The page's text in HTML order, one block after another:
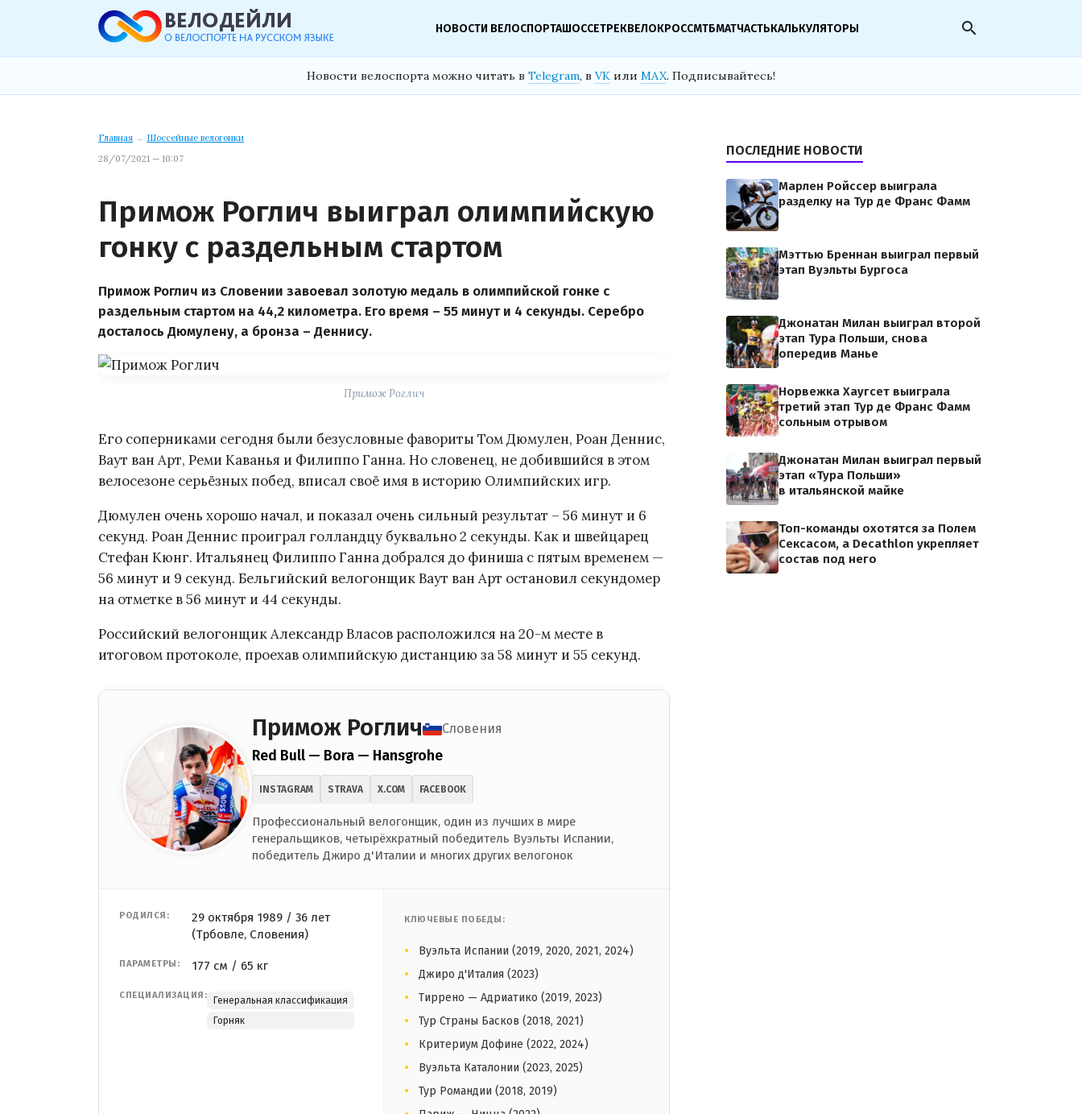
НОВОСТИ ВЕЛОСПОРТАШОССЕТРЕКВЕЛОКРОССМТБМАТЧАСТЬКАЛЬКУЛЯТОРЫ search
Новости велоспорта можно читать в Telegram, в VK или MAX. Подписывайтесь!
Главная → Шоссейные велогонки
28/07/2021 — 10:07
Примож Роглич выиграл олимпийскую
гонку с раздельным стартом
Примож Роглич из Словении завоевал золотую медаль в олимпийской гонке с
раздельным стартом на 44,2 километра. Его время – 55 минут и 4 секунды. Серебро
досталось Дюмулену, а бронза – Деннису.
Примож Роглич
Его соперниками сегодня были безусловные фавориты Том Дюмулен, Роан Деннис,
Ваут ван Арт, Реми Каванья и Филиппо Ганна. Но словенец, не добившийся в этом
велосезоне серьёзных побед, вписал своё имя в историю Олимпийских игр.
Дюмулен очень хорошо начал, и показал очень сильный результат – 56 минут и 6
секунд. Роан Деннис проиграл голландцу буквально 2 секунды. Как и швейцарец
Стефан Кюнг. Итальянец Филиппо Ганна добрался до финиша с пятым временем —
56 минут и 9 секунд. Бельгийский велогонщик Ваут ван Арт остановил секундомер
на отметке в 56 минут и 44 секунды.
Российский велогонщик Александр Власов расположился на 20-м месте в
итоговом протоколе, проехав олимпийскую дистанцию за 58 минут и 55 секунд.
Примож Роглич Словения
Red Bull — Bora — Hansgrohe
INSTAGRAM STRAVA X.COM FACEBOOK
Профессиональный велогонщик, один из лучших в мире
генеральщиков, четырёхкратный победитель Вуэльты Испании,
победитель Джиро д'Италии и многих других велогонок
РОДИЛСЯ:
29 октября 1989 / 36 лет
(Трбовле, Словения)
ПАРАМЕТРЫ: 177 см / 65 кг
СПЕЦИАЛИЗАЦИЯ:
Генеральная классификация
Горняк
КЛЮЧЕВЫЕ ПОБЕДЫ:
Вуэльта Испании (2019, 2020, 2021, 2024)
Джиро д'Италия (2023)
Тиррено — Адриатико (2019, 2023)
Тур Страны Басков (2018, 2021)
Критериум Дофине (2022, 2024)
Вуэльта Каталонии (2023, 2025)
Тур Романдии (2018, 2019)
ПОСЛЕДНИЕ НОВОСТИ
Марлен Ройссер выиграла
разделку на Тур де Франс Фамм
Мэттью Бреннан выиграл первый
этап Вуэльты Бургоса
Джонатан Милан выиграл второй
этап Тура Польши, снова
опередив Манье
Норвежка Хаугсет выиграла
третий этап Тур де Франс Фамм
сольным отрывом
Джонатан Милан выиграл первый
этап «Тура Польши»
в итальянской майке
Топ-команды охотятся за Полем
Сексасом, а Decathlon укрепляет
состав под него